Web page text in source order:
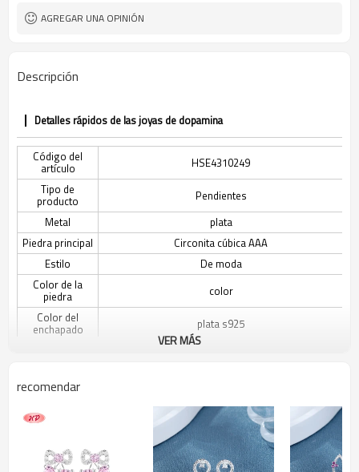
AGREGAR UNA OPINIÓN
Descripción
Detalles rápidos de las joyas de dopamina
Código del
artículo
HSE4310249
Tipo de
producto
Pendientes
Metal
plata
Piedra principal
Circonita cúbica AAA
Estilo
De moda
Color de la
piedra
color
Color del
enchapado
plata s925
VER MÁS
recomendar